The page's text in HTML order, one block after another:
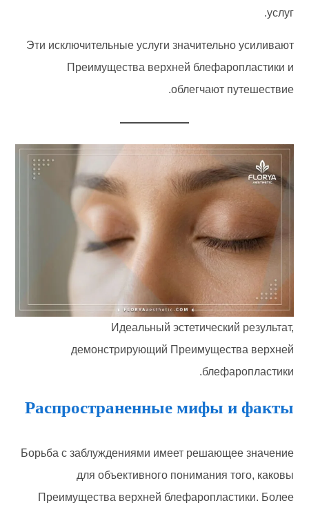
услуг.
Эти исключительные услуги значительно усиливают
Преимущества верхней блефаропластики и
облегчают путешествие.
Идеальный эстетический результат,
демонстрирующий Преимущества верхней
блефаропластики.
Распространенные мифы и факты
Борьба с заблуждениями имеет решающее значение
для объективного понимания того, каковы
Преимущества верхней блефаропластики. Более